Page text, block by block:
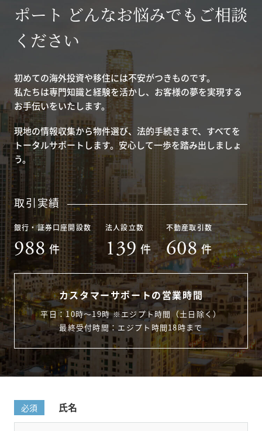
ポート どんなお悩みでもご相談
ください
初めての海外投資や移住には不安がつきものです。
私たちは専門知識と経験を活かし、お客様の夢を実現する
お手伝いをいたします。
現地の情報収集から物件選び、法的手続きまで、すべてを
トータルサポートします。安心して一歩を踏み出しましょ
う。
取引実績
銀行・証券口座開設数
988 件
法人設立数
139 件
不動産取引数
608 件
カスタマーサポートの営業時間
平日：10時〜19時 ※エジプト時間（土日除く）
最終受付時間：エジプト時間18時まで
必須 氏名